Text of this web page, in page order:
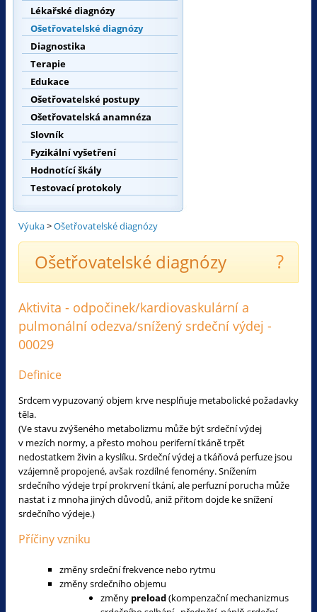
Lékařské diagnózy
Ošetřovatelské diagnózy
Diagnostika
Terapie
Edukace
Ošetřovatelské postupy
Ošetřovatelská anamnéza
Slovník
Fyzikální vyšetření
Hodnotící škály
Testovací protokoly
Výuka>Ošetřovatelské diagnózy
Ošetřovatelské diagnózy ?
Aktivita - odpočinek/kardiovaskulární a
pulmonální odezva/snížený srdeční výdej -
00029
Definice
Srdcem vypuzovaný objem krve nesplňuje metabolické požadavky
těla.
(Ve stavu zvýšeného metabolizmu může být srdeční výdej
v mezích normy, a přesto mohou periferní tkáně trpět
nedostatkem živin a kyslíku. Srdeční výdej a tkáňová perfuze jsou
vzájemně propojené, avšak rozdílné fenomény. Snížením
srdečního výdeje trpí prokrvení tkání, ale perfuzní porucha může
nastat i z mnoha jiných důvodů, aniž přitom dojde ke snížení
srdečního výdeje.)
Příčiny vzniku
změny srdeční frekvence nebo rytmu
změny srdečního objemu
změny preload(kompenzační mechanizmus